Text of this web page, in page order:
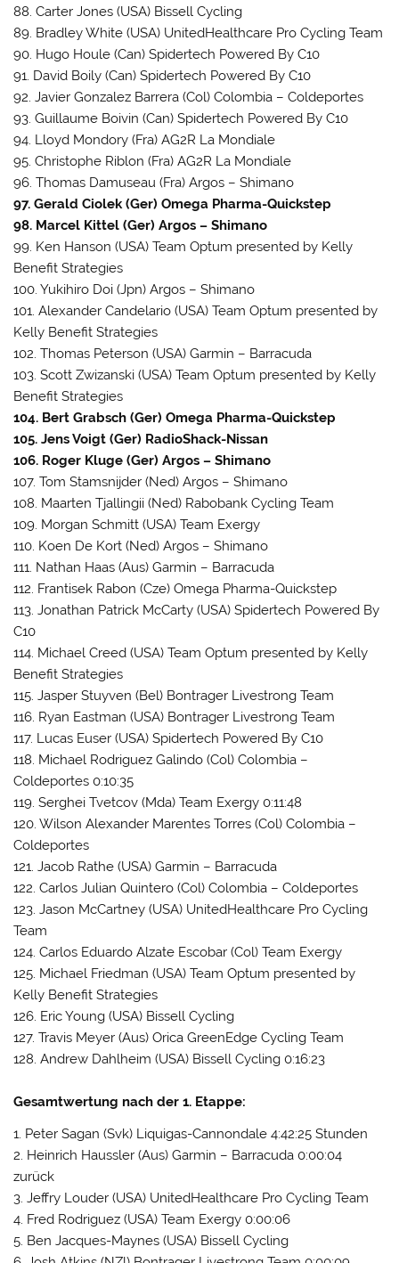
88. Carter Jones (USA) Bissell Cycling
89. Bradley White (USA) UnitedHealthcare Pro Cycling Team
90. Hugo Houle (Can) Spidertech Powered By C10
91. David Boily (Can) Spidertech Powered By C10
92. Javier Gonzalez Barrera (Col) Colombia – Coldeportes
93. Guillaume Boivin (Can) Spidertech Powered By C10
94. Lloyd Mondory (Fra) AG2R La Mondiale
95. Christophe Riblon (Fra) AG2R La Mondiale
96. Thomas Damuseau (Fra) Argos – Shimano
97. Gerald Ciolek (Ger) Omega Pharma-Quickstep
98. Marcel Kittel (Ger) Argos – Shimano
99. Ken Hanson (USA) Team Optum presented by Kelly
Benefit Strategies
100. Yukihiro Doi (Jpn) Argos – Shimano
101. Alexander Candelario (USA) Team Optum presented by
Kelly Benefit Strategies
102. Thomas Peterson (USA) Garmin – Barracuda
103. Scott Zwizanski (USA) Team Optum presented by Kelly
Benefit Strategies
104. Bert Grabsch (Ger) Omega Pharma-Quickstep
105. Jens Voigt (Ger) RadioShack-Nissan
106. Roger Kluge (Ger) Argos – Shimano
107. Tom Stamsnijder (Ned) Argos – Shimano
108. Maarten Tjallingii (Ned) Rabobank Cycling Team
109. Morgan Schmitt (USA) Team Exergy
110. Koen De Kort (Ned) Argos – Shimano
111. Nathan Haas (Aus) Garmin – Barracuda
112. Frantisek Rabon (Cze) Omega Pharma-Quickstep
113. Jonathan Patrick McCarty (USA) Spidertech Powered By
C10
114. Michael Creed (USA) Team Optum presented by Kelly
Benefit Strategies
115. Jasper Stuyven (Bel) Bontrager Livestrong Team
116. Ryan Eastman (USA) Bontrager Livestrong Team
117. Lucas Euser (USA) Spidertech Powered By C10
118. Michael Rodriguez Galindo (Col) Colombia –
Coldeportes 0:10:35
119. Serghei Tvetcov (Mda) Team Exergy 0:11:48
120. Wilson Alexander Marentes Torres (Col) Colombia –
Coldeportes
121. Jacob Rathe (USA) Garmin – Barracuda
122. Carlos Julian Quintero (Col) Colombia – Coldeportes
123. Jason McCartney (USA) UnitedHealthcare Pro Cycling
Team
124. Carlos Eduardo Alzate Escobar (Col) Team Exergy
125. Michael Friedman (USA) Team Optum presented by
Kelly Benefit Strategies
126. Eric Young (USA) Bissell Cycling
127. Travis Meyer (Aus) Orica GreenEdge Cycling Team
128. Andrew Dahlheim (USA) Bissell Cycling 0:16:23
Gesamtwertung nach der 1. Etappe:
1. Peter Sagan (Svk) Liquigas-Cannondale 4:42:25 Stunden
2. Heinrich Haussler (Aus) Garmin – Barracuda 0:00:04
zurück
3. Jeffry Louder (USA) UnitedHealthcare Pro Cycling Team
4. Fred Rodriguez (USA) Team Exergy 0:00:06
5. Ben Jacques-Maynes (USA) Bissell Cycling